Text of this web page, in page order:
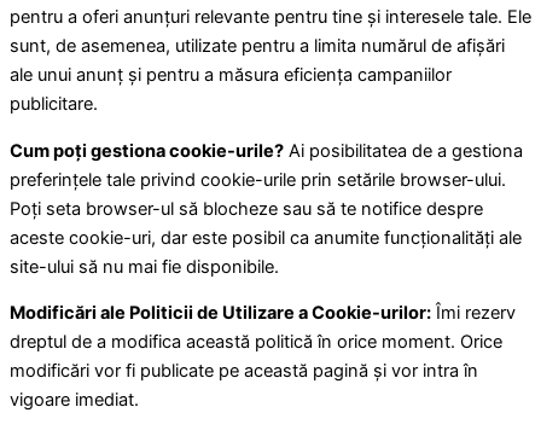
pentru a oferi anunțuri relevante pentru tine și interesele tale. Ele
sunt, de asemenea, utilizate pentru a limita numărul de afișări
ale unui anunț și pentru a măsura eficiența campaniilor
publicitare.
Cum poți gestiona cookie-urile? Ai posibilitatea de a gestiona
preferințele tale privind cookie-urile prin setările browser-ului.
Poți seta browser-ul să blocheze sau să te notifice despre
aceste cookie-uri, dar este posibil ca anumite funcționalități ale
site-ului să nu mai fie disponibile.
Modificări ale Politicii de Utilizare a Cookie-urilor: Îmi rezerv
dreptul de a modifica această politică în orice moment. Orice
modificări vor fi publicate pe această pagină și vor intra în
vigoare imediat.